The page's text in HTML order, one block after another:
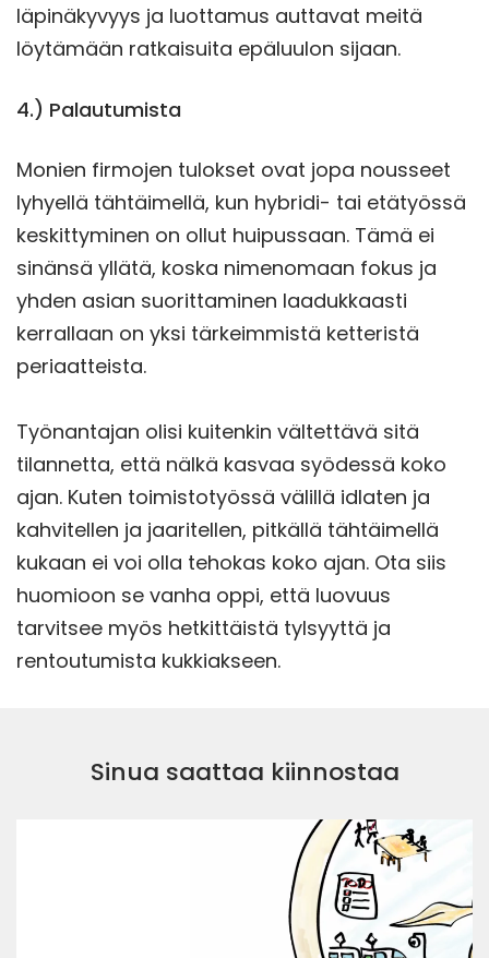
läpinäkyvyys ja luottamus auttavat meitä
löytämään ratkaisuita epäluulon sijaan.
4.) Palautumista
Monien firmojen tulokset ovat jopa nousseet
lyhyellä tähtäimellä, kun hybridi- tai etätyössä
keskittyminen on ollut huipussaan. Tämä ei
sinänsä yllätä, koska nimenomaan fokus ja
yhden asian suorittaminen laadukkaasti
kerrallaan on yksi tärkeimmistä ketteristä
periaatteista.
Työnantajan olisi kuitenkin vältettävä sitä
tilannetta, että nälkä kasvaa syödessä koko
ajan. Kuten toimistotyössä välillä idlaten ja
kahvitellen ja jaaritellen, pitkällä tähtäimellä
kukaan ei voi olla tehokas koko ajan. Ota siis
huomioon se vanha oppi, että luovuus
tarvitsee myös hetkittäistä tylsyyttä ja
rentoutumista kukkiakseen.
Sinua saattaa kiinnostaa